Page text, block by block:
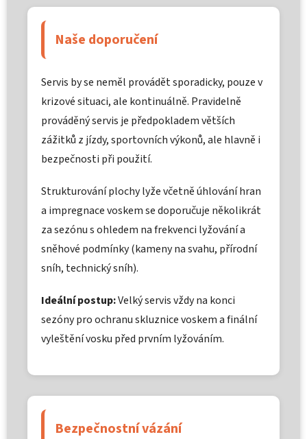
Naše doporučení
Servis by se neměl provádět sporadicky, pouze v
krizové situaci, ale kontinuálně. Pravidelně
prováděný servis je předpokladem větších
zážitků z jízdy, sportovních výkonů, ale hlavně i
bezpečnosti při použití.
Strukturování plochy lyže včetně úhlování hran
a impregnace voskem se doporučuje několikrát
za sezónu s ohledem na frekvenci lyžování a
sněhové podmínky (kameny na svahu, přírodní
sníh, technický sníh).
Ideální postup:Velký servis vždy na konci
sezóny pro ochranu skluznice voskem a finální
vyleštění vosku před prvním lyžováním.
Bezpečnostní vázání